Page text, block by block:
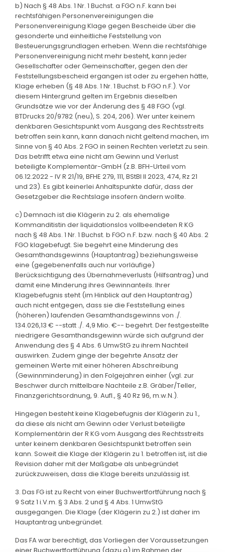
b) Nach § 48 Abs. 1 Nr. 1 Buchst. a FGO n.F. kann bei
rechtsfähigen Personenvereinigungen die
Personenvereinigung Klage gegen Bescheide über die
gesonderte und einheitliche Feststellung von
Besteuerungsgrundlagen erheben. Wenn die rechtsfähige
Personenvereinigung nicht mehr besteht, kann jeder
Gesellschafter oder Gemeinschafter, gegen den der
Feststellungsbescheid ergangen ist oder zu ergehen hätte,
Klage erheben (§ 48 Abs. 1 Nr. 1 Buchst. b FGO n.F.). Vor
diesem Hintergrund gelten im Ergebnis dieselben
Grundsätze wie vor der Änderung des § 48 FGO (vgl.
BTDrucks 20/9782 (neu), S. 204, 206). Wer unter keinem
denkbaren Gesichtspunkt vom Ausgang des Rechtsstreits
betroffen sein kann, kann danach nicht geltend machen, im
Sinne von § 40 Abs. 2 FGO in seinen Rechten verletzt zu sein.
Das betrifft etwa eine nicht am Gewinn und Verlust
beteiligte Komplementär-GmbH (z.B. BFH-Urteil vom
06.12.2022 - IV R 21/19, BFHE 279, 111, BStBl II 2023, 474, Rz 21
und 23). Es gibt keinerlei Anhaltspunkte dafür, dass der
Gesetzgeber die Rechtslage insofern ändern wollte.
c) Demnach ist die Klägerin zu 2. als ehemalige
Kommanditistin der liquidationslos vollbeendeten R KG
nach § 48 Abs. 1 Nr. 1 Buchst. b FGO n.F. bzw. nach § 40 Abs. 2
FGO klagebefugt. Sie begehrt eine Minderung des
Gesamthandsgewinns (Hauptantrag) beziehungsweise
eine (gegebenenfalls auch nur vorläufige)
Berücksichtigung des Übernahmeverlusts (Hilfsantrag) und
damit eine Minderung ihres Gewinnanteils. Ihrer
Klagebefugnis steht (im Hinblick auf den Hauptantrag)
auch nicht entgegen, dass sie die Feststellung eines
(höheren) laufenden Gesamthandsgewinns von ./.
134.026,13 € --statt ./. 4,9 Mio. €-- begehrt. Der festgestellte
niedrigere Gesamthandsgewinn würde sich aufgrund der
Anwendung des § 4 Abs. 6 UmwStG zu ihrem Nachteil
auswirken. Zudem ginge der begehrte Ansatz der
gemeinen Werte mit einer höheren Abschreibung
(Gewinnminderung) in den Folgejahren einher (vgl. zur
Beschwer durch mittelbare Nachteile z.B. Gräber/Teller,
Finanzgerichtsordnung, 9. Aufl., § 40 Rz 96, m.w.N.).
Hingegen besteht keine Klagebefugnis der Klägerin zu 1.,
da diese als nicht am Gewinn oder Verlust beteiligte
Komplementärin der R KG vom Ausgang des Rechtsstreits
unter keinem denkbaren Gesichtspunkt betroffen sein
kann. Soweit die Klage der Klägerin zu 1. betroffen ist, ist die
Revision daher mit der Maßgabe als unbegründet
zurückzuweisen, dass die Klage bereits unzulässig ist.
3. Das FG ist zu Recht von einer Buchwertfortführung nach §
9 Satz 1 i.V.m. § 3 Abs. 2 und § 4 Abs. 1 UmwStG
ausgegangen. Die Klage (der Klägerin zu 2.) ist daher im
Hauptantrag unbegründet.
Das FA war berechtigt, das Vorliegen der Voraussetzungen